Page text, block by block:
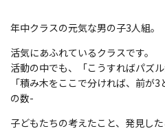
年中クラスの元気な男の子3人組。
活気にあふれているクラスです。
活動の中でも、「こうすればパズル
「積み木をここで分ければ、前が3
の数-
子どもたちの考えたこと、発見し